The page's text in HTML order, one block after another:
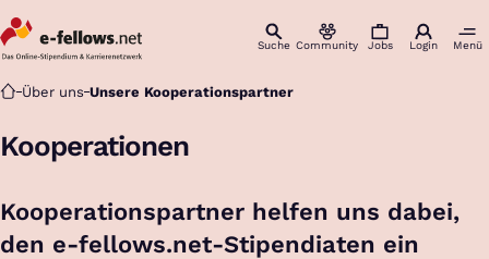
Suche Community Jobs Login Menü
Startseite
Über uns Unsere Kooperationspartner
Kooperationen
Kooperationspartner helfen uns dabei,
den e-fellows.net-Stipendiaten ein